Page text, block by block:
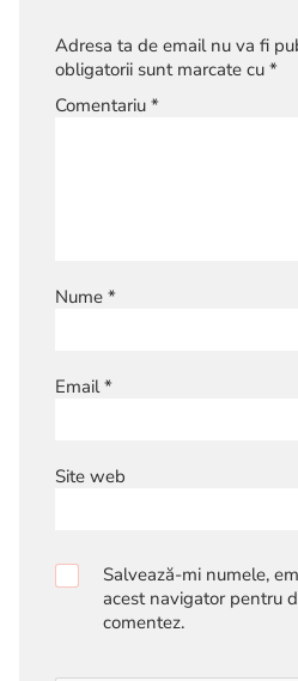
Adresa ta de email nu va fi
obligatorii sunt marcate cu *
Comentariu *
Nume *
Email*
Site web
Salvează-mi numele,
acest navigator pentru
comentez.